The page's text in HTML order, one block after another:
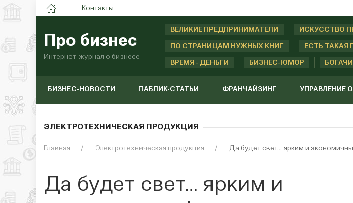
Контакты
Про бизнес
Интернет-журнал о бизнесе
ВЕЛИКИЕ ПРЕДПРИНИМАТЕЛИ ИСКУССТВО
ПО СТРАНИЦАМ НУЖНЫХ КНИГ ЕСТЬ ТАКАЯ
ВРЕМЯ - ДЕНЬГИ БИЗНЕС-ЮМОР БОГАЧИ
БИЗНЕС-НОВОСТИ ПАБЛИК-СТАТЬИ ФРАНЧАЙЗИНГ УПРАВЛЕНИЕ
ЭЛЕКТРОТЕХНИЧЕСКАЯ ПРОДУКЦИЯ
Главная Электротехническая продукция Да будет свет… ярким и
Да будет свет… ярким и